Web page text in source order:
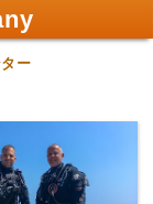
ー